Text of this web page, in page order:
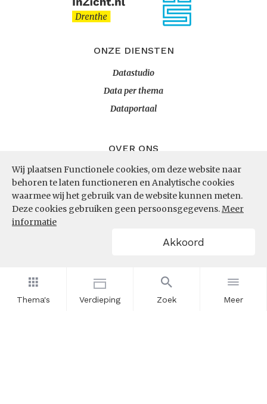
Thema's Verdieping Zoek Meer
Wij plaatsen Functionele cookies, om deze website naar
behoren te laten functioneren en Analytische cookies
waarmee wij het gebruik van de website kunnen meten.
Deze cookies gebruiken geen persoonsgegevens.Meer
informatie
Akkoord
ONZE DIENSTEN
Datastudio
Data per thema
Dataportaal
OVER ONS
InZicht
Contact